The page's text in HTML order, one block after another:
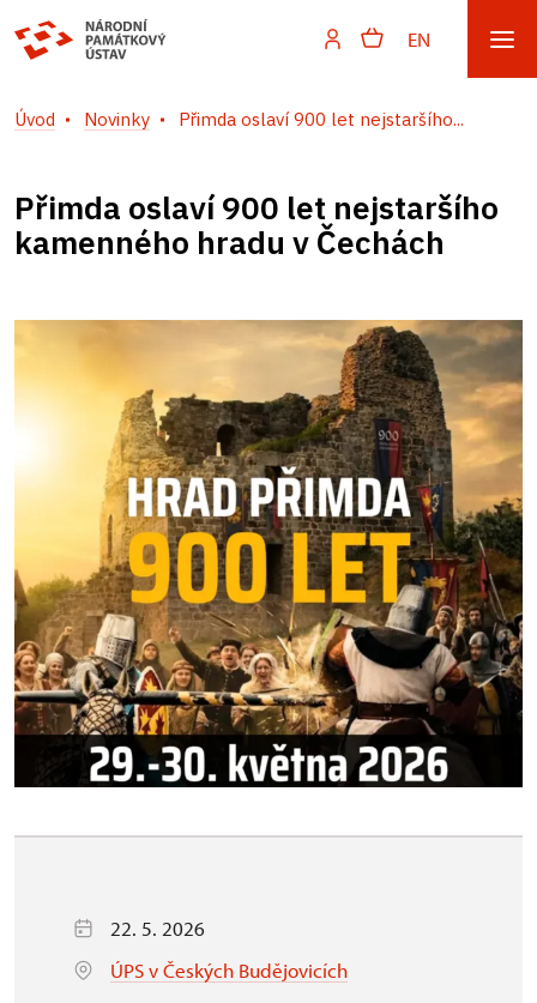
EN
Úvod Novinky Přimda oslaví 900 let nejstaršího...
Přimda oslaví 900 let nejstaršího
kamenného hradu v Čechách
22. 5. 2026
ÚPS v Českých Budějovicích